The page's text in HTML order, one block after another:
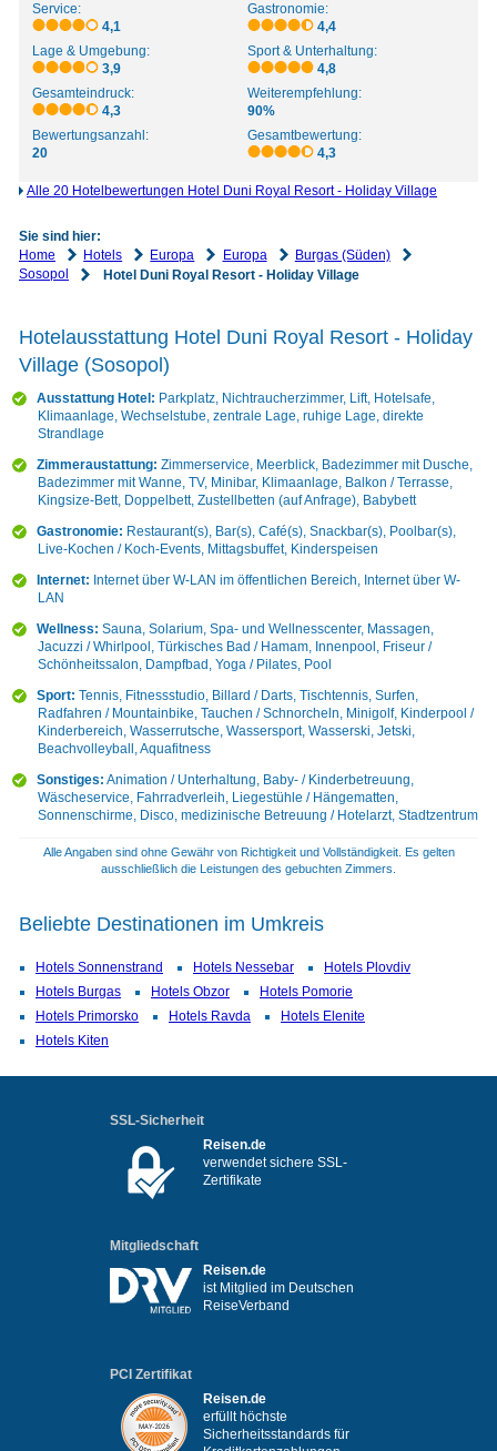
Service:
4,1
Gastronomie:
4,4
Lage & Umgebung:
3,9
Sport & Unterhaltung:
4,8
Gesamteindruck:
4,3
Weiterempfehlung:
90%
Bewertungsanzahl:
20
Gesamtbewertung:
4,3
Alle 20 Hotelbewertungen Hotel Duni Royal Resort - Holiday Village
Sie sind hier:
Home
Hotels Europa Europa
Burgas (Süden)
Sosopol
Hotel Duni Royal Resort - Holiday Village
Hotelausstattung Hotel Duni Royal Resort - Holiday
Village (Sosopol)
Ausstattung Hotel: Parkplatz, Nichtraucherzimmer, Lift, Hotelsafe,
Klimaanlage, Wechselstube, zentrale Lage, ruhige Lage, direkte
Strandlage
Zimmeraustattung: Zimmerservice, Meerblick, Badezimmer mit Dusche,
Badezimmer mit Wanne, TV, Minibar, Klimaanlage, Balkon / Terrasse,
Kingsize-Bett, Doppelbett, Zustellbetten (auf Anfrage), Babybett
Gastronomie: Restaurant(s), Bar(s), Café(s), Snackbar(s), Poolbar(s),
Live-Kochen / Koch-Events, Mittagsbuffet, Kinderspeisen
Internet: Internet über W-LAN im öffentlichen Bereich, Internet über W-
LAN
Wellness: Sauna, Solarium, Spa- und Wellnesscenter, Massagen,
Jacuzzi / Whirlpool, Türkisches Bad / Hamam, Innenpool, Friseur /
Schönheitssalon, Dampfbad, Yoga / Pilates, Pool
Sport: Tennis, Fitnessstudio, Billard / Darts, Tischtennis, Surfen,
Radfahren / Mountainbike, Tauchen / Schnorcheln, Minigolf, Kinderpool /
Kinderbereich, Wasserrutsche, Wassersport, Wasserski, Jetski,
Beachvolleyball, Aquafitness
Sonstiges: Animation / Unterhaltung, Baby- / Kinderbetreuung,
Wäscheservice, Fahrradverleih, Liegestühle / Hängematten,
Sonnenschirme, Disco, medizinische Betreuung / Hotelarzt, Stadtzentrum
Alle Angaben sind ohne Gewähr von Richtigkeit und Vollständigkeit. Es gelten
ausschließlich die Leistungen des gebuchten Zimmers.
Beliebte Destinationen im Umkreis
Hotels Sonnenstrand Hotels Nessebar
Hotels Plovdiv
Hotels Burgas
Hotels Obzor
Hotels Pomorie
Hotels Primorsko
Hotels Ravda
Hotels Elenite
Hotels Kiten
SSL-Sicherheit
Reisen.de
verwendet sichere SSL-
Zertifikate
Mitgliedschaft
Reisen.de
ist Mitglied im Deutschen
ReiseVerband
PCI Zertifikat
Reisen.de
erfüllt höchste
Sicherheitsstandards für